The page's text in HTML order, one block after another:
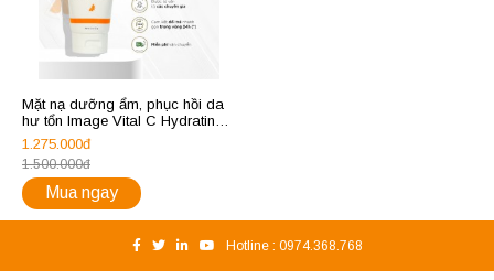
Mặt nạ dưỡng ẩm, phục hồi da
hư tổn Image Vital C Hydrating
Enzyme Masque 57g
1.275.000đ
1.500.000đ
Mua ngay
Hotline : 0974.368.768